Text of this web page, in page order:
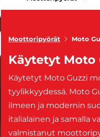
Moottoripyörät
Moto
Käytetyt
Käytetyt Moto Guzzi
tyylikkyydessä. Moto
ilmeen ja modernin
italialainen ja samalla
valmistanut